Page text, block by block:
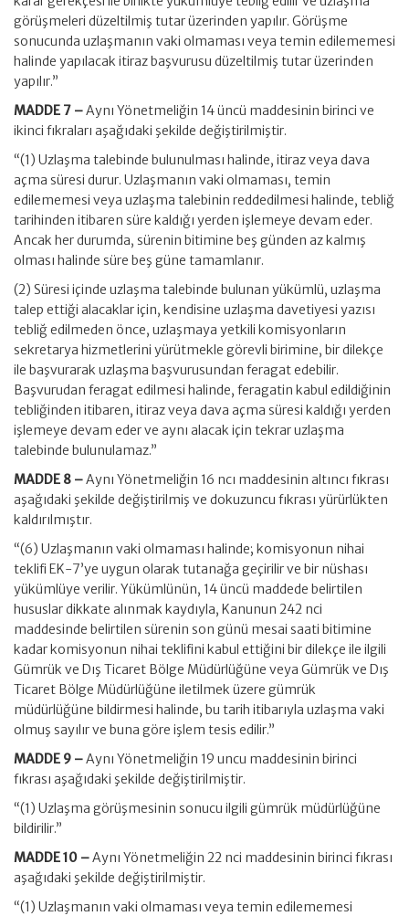
görüşmeleri düzeltilmiş tutar üzerinden yapılır. Görüşme
sonucunda uzlaşmanın vaki olmaması veya temin edilememesi
halinde yapılacak itiraz başvurusu düzeltilmiş tutar üzerinden
yapılır.”
MADDE 7 –Aynı Yönetmeliğin 14 üncü maddesinin birinci ve
ikinci fıkraları aşağıdaki şekilde değiştirilmiştir.
“(1) Uzlaşma talebinde bulunulması halinde, itiraz veya dava
açma süresi durur. Uzlaşmanın vaki olmaması, temin
edilememesi veya uzlaşma talebinin reddedilmesi halinde, tebliğ
tarihinden itibaren süre kaldığı yerden işlemeye devam eder.
Ancak her durumda, sürenin bitimine beş günden az kalmış
olması halinde süre beş güne tamamlanır.
(2) Süresi içinde uzlaşma talebinde bulunan yükümlü, uzlaşma
talep ettiği alacaklar için, kendisine uzlaşma davetiyesi yazısı
tebliğ edilmeden önce, uzlaşmaya yetkili komisyonların
sekretarya hizmetlerini yürütmekle görevli birimine, bir dilekçe
ile başvurarak uzlaşma başvurusundan feragat edebilir.
Başvurudan feragat edilmesi halinde, feragatin kabul edildiğinin
tebliğinden itibaren, itiraz veya dava açma süresi kaldığı yerden
işlemeye devam eder ve aynı alacak için tekrar uzlaşma
talebinde bulunulamaz.”
MADDE 8 –Aynı Yönetmeliğin 16 ncı maddesinin altıncı fıkrası
aşağıdaki şekilde değiştirilmiş ve dokuzuncu fıkrası yürürlükten
kaldırılmıştır.
“(6) Uzlaşmanın vaki olmaması halinde; komisyonun nihai
teklifi EK-7’ye uygun olarak tutanağa geçirilir ve bir nüshası
yükümlüye verilir. Yükümlünün, 14 üncü maddede belirtilen
hususlar dikkate alınmak kaydıyla, Kanunun 242 nci
maddesinde belirtilen sürenin son günü mesai saati bitimine
kadar komisyonun nihai teklifini kabul ettiğini bir dilekçe ile ilgili
Gümrük ve Dış Ticaret Bölge Müdürlüğüne veya Gümrük ve Dış
Ticaret Bölge Müdürlüğüne iletilmek üzere gümrük
müdürlüğüne bildirmesi halinde, bu tarih itibarıyla uzlaşma vaki
olmuş sayılır ve buna göre işlem tesis edilir.”
MADDE 9 –Aynı Yönetmeliğin 19 uncu maddesinin birinci
fıkrası aşağıdaki şekilde değiştirilmiştir.
“(1) Uzlaşma görüşmesinin sonucu ilgili gümrük müdürlüğüne
bildirilir.”
MADDE 10 –Aynı Yönetmeliğin 22 nci maddesinin birinci fıkrası
aşağıdaki şekilde değiştirilmiştir.
“(1) Uzlaşmanın vaki olmaması veya temin edilememesi